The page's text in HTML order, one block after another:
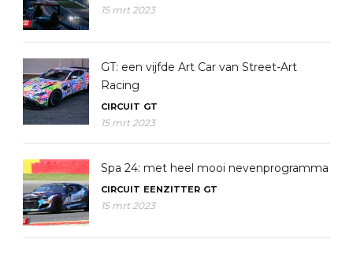
15 mrt 2023
GT: een vijfde Art Car van Street-Art
Racing
CIRCUIT GT
15 mrt 2023
Spa 24: met heel mooi nevenprogramma
CIRCUIT EENZITTER GT
15 mrt 2023